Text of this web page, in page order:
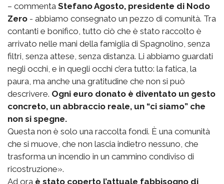
– commenta Stefano Agosto, presidente di Nodo
Zero - abbiamo consegnato un pezzo di comunità. Tra
contanti e bonifico, tutto ciò che è stato raccolto è
arrivato nelle mani della famiglia di Spagnolino, senza
filtri, senza attese, senza distanza. Li abbiamo guardati
negli occhi, e in quegli occhi c’era tutto: la fatica, la
paura, ma anche una gratitudine che non si può
descrivere. Ogni euro donato è diventato un gesto
concreto, un abbraccio reale, un “ci siamo” che
non si spegne.
Questa non è solo una raccolta fondi. È una comunità
che si muove, che non lascia indietro nessuno, che
trasforma un incendio in un cammino condiviso di
ricostruzione».
Ad ora è stato coperto l’attuale fabbisogno di